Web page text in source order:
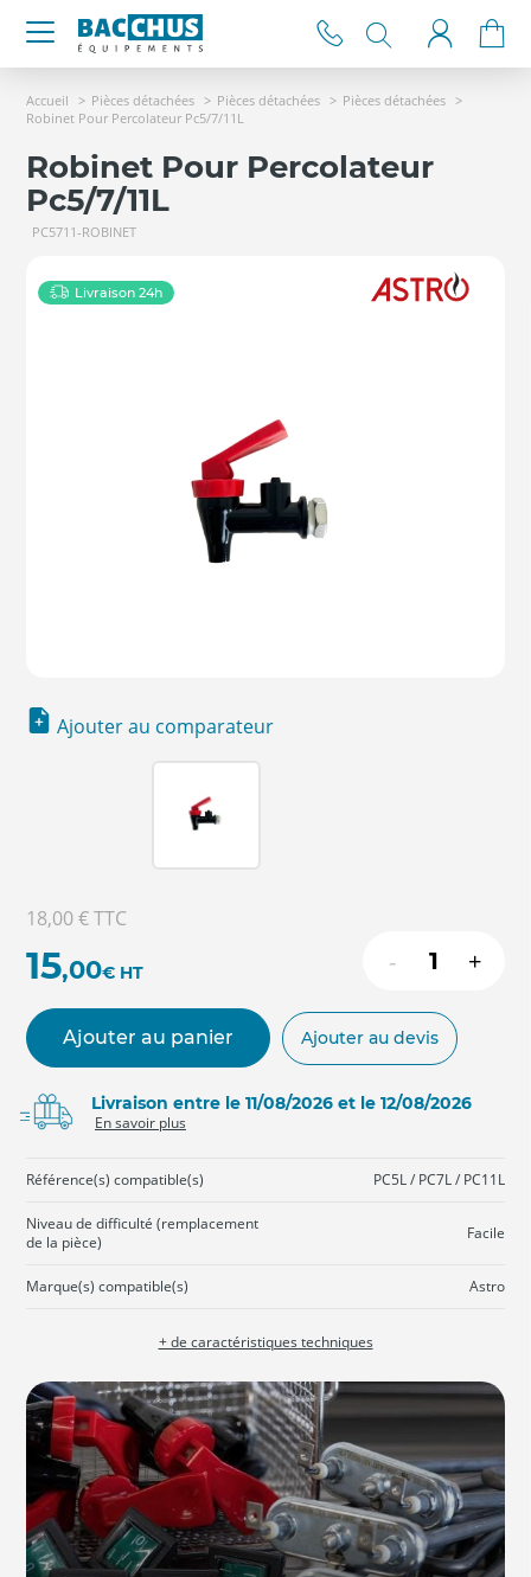
Accueil Pièces détachées Pièces détachées
Pièces détachées
Robinet Pour Percolateur Pc5/7/11L
Robinet Pour Percolateur
Pc5/7/11L
PC5711-ROBINET
Livraison 24h
Ajouter au comparateur
18,00 €TTC
15,00€ HT - +
Ajouter au panier Ajouter au devis
Livraison entre le 11/08/2026 et le 12/08/2026
En savoir plus
Référence(s) compatible(s) PC5L / PC7L / PC11L
Niveau de difficulté (remplacement
de la pièce)
Facile
Marque(s) compatible(s) Astro
+ de caractéristiques techniques